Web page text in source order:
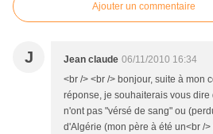
Ajouter un commentaire
J Jean claude 06/11/2010 16:34
<br /> <br /> bonjour, suite à mon
réponse, je souhaiterais vous dire
n'ont pas "vérsé de sang" ou
d'Algérie (mon père à été un<br /